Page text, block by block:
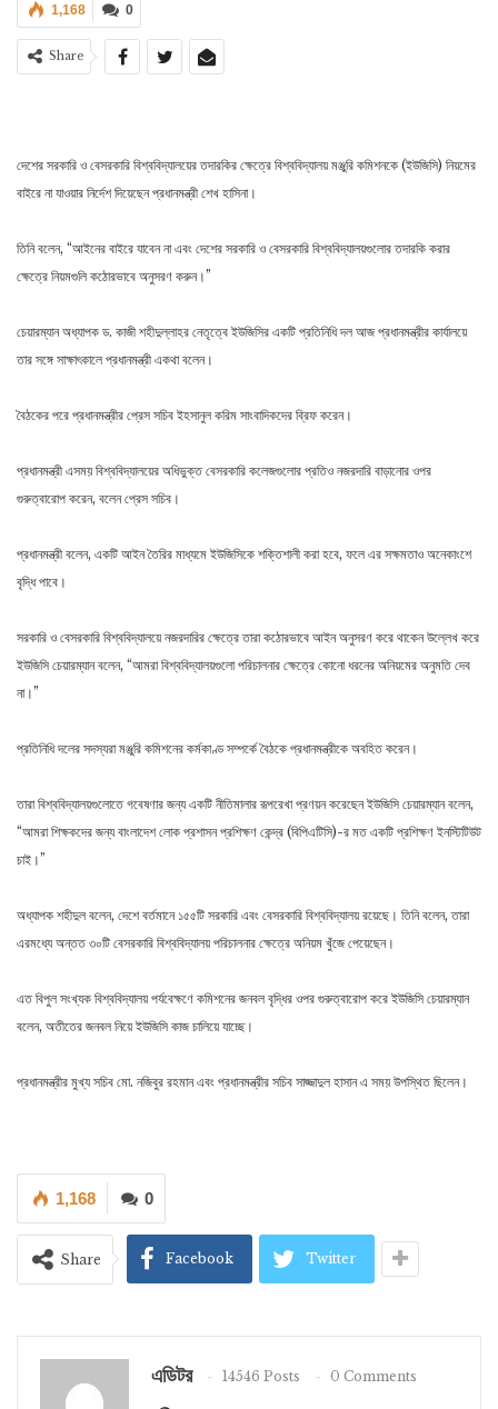
0
1,168
Share
দেশের সরকারি ও বেসরকারি বিশ্ববিদ্যালয়ের তদারকির ক্ষেত্রে বিশ্ববিদ্যালয় মঞ্জুরি কমিশনকে (ইউজিসি) নিয়মের
বাইরে না যাওয়ার নির্দেশ দিয়েছেন প্রধানমন্ত্রী শেখ হাসিনা।
তিনি বলেন, “আইনের বাইরে যাবেন না এবং দেশের সরকারি ও বেসরকারি বিশ্ববিদ্যালয়গুলোর তদারকি করার
ক্ষেত্রে নিয়মগুলি কঠোরভাবে অনুসরণ করুন।”
চেয়ারম্যান অধ্যাপক ড. কাজী শহীদুল্লাহর নেতৃত্বে ইউজিসির একটি প্রতিনিধি দল আজ প্রধানমন্ত্রীর কার্যালয়ে
তার সঙ্গে সাক্ষাৎকালে প্রধানমন্ত্রী একথা বলেন।
বৈঠকের পরে প্রধানমন্ত্রীর প্রেস সচিব ইহসানুল করিম সাংবাদিকদের ব্রিফ করেন।
প্রধানমন্ত্রী এসময় বিশ্ববিদ্যালয়ের অধিভুক্ত বেসরকারি কলেজগুলোর প্রতিও নজরদারি বাড়ানোর ওপর
গুরুত্বারোপ করেন, বলেন প্রেস সচিব।
প্রধানমন্ত্রী বলেন, একটি আইন তৈরির মাধ্যমে ইউজিসিকে শক্তিশালী করা হবে, ফলে এর সক্ষমতাও অনেকাংশে
বৃদ্ধি পাবে।
সরকারি ও বেসরকারি বিশ্ববিদ্যালয়ে নজরদারির ক্ষেত্রে তারা কঠোরভাবে আইন অনুসরণ করে থাকেন উল্লেখ করে
ইউজিসি চেয়ারম্যান বলেন, “আমরা বিশ্ববিদ্যালয়গুলো পরিচালনার ক্ষেত্রে কোনো ধরনের অনিয়মের অনুমতি দেব
না।”
প্রতিনিধি দলের সদস্যরা মঞ্জুরি কমিশনের কর্মকাণ্ড সম্পর্কে বৈঠকে প্রধানমন্ত্রীকে অবহিত করেন।
তারা বিশ্ববিদ্যালয়গুলোতে গবেষণার জন্য একটি নীতিমালার রূপরেখা প্রণয়ন করেছেন ইউজিসি চেয়ারম্যান বলেন,
“আমরা শিক্ষকদের জন্য বাংলাদেশ লোক প্রশাসন প্রশিক্ষণ কেন্দ্র (বিপিএটিসি)-র মত একটি প্রশিক্ষণ ইনস্টিটিউট
চাই।”
অধ্যাপক শহীদুল বলেন, দেশে বর্তমানে ১৫৫টি সরকারি এবং বেসরকারি বিশ্ববিদ্যালয় রয়েছে। তিনি বলেন, তারা
এরমধ্যে অন্তত ৩০টি বেসরকারি বিশ্ববিদ্যালয় পরিচালনার ক্ষেত্রে অনিয়ম খুঁজে পেয়েছেন।
এত বিপুল সংখ্যক বিশ্ববিদ্যালয় পর্যবেক্ষণে কমিশনের জনবল বৃদ্ধির ওপর গুরুত্বারোপ করে ইউজিসি চেয়ারম্যান
বলেন, অতীতের জনবল নিয়ে ইউজিসি কাজ চালিয়ে যাচ্ছে।
প্রধানমন্ত্রীর মুখ্য সচিব মো. নজিবুর রহমান এবং প্রধানমন্ত্রীর সচিব সাজ্জাদুল হাসান এ সময় উপস্থিত ছিলেন।
0
1,168
Share Facebook Twitter
এডিটর 14546 Posts 0 Comments